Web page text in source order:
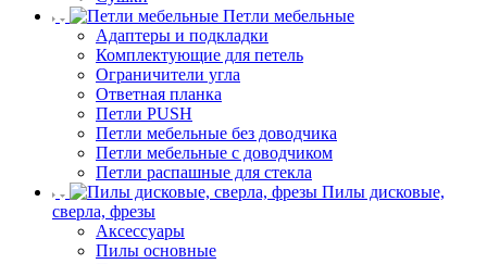
Петли мебельные
Адаптеры и подкладки
Комплектующие для петель
Ограничители угла
Ответная планка
Петли PUSH
Петли мебельные без доводчика
Петли мебельные с доводчиком
Петли распашные для стекла
Пилы дисковые,
сверла, фрезы
Аксессуары
Пилы основные